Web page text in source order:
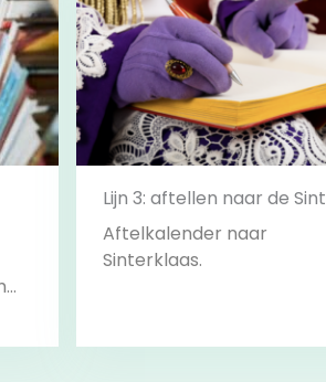
Lijn 3: aftellen naar de Sint
Aftelkalender naar
Sinterklaas.